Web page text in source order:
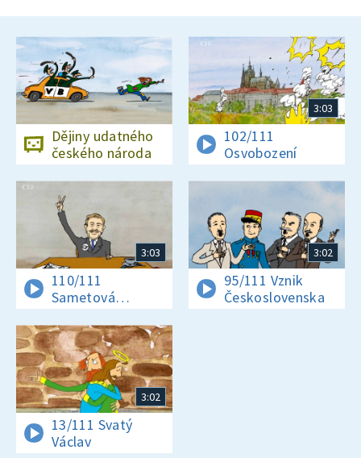
Dějiny udatného
českého národa
3:03
102/111
Osvobození
3:03
110/111
Sametová
revoluce
3:02
95/111 Vznik
Československa
3:02
13/111 Svatý
Václav